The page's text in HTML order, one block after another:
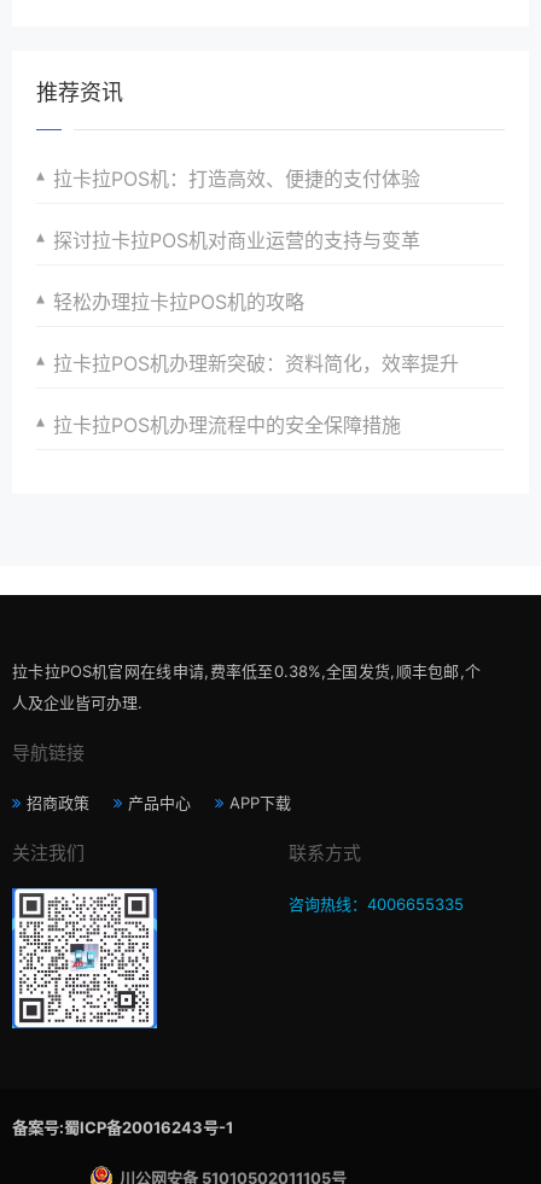
推荐资讯
拉卡拉POS机：打造高效、便捷的支付体验
探讨拉卡拉POS机对商业运营的支持与变革
轻松办理拉卡拉POS机的攻略
拉卡拉POS机办理新突破：资料简化，效率提升
拉卡拉POS机办理流程中的安全保障措施
拉卡拉POS机官网在线申请,费率低至0.38%,全国发货,顺丰包邮,个
人及企业皆可办理.
导航链接
招商政策 产品中心 APP下载
关注我们 联系方式
咨询热线：4006655335
备案号:蜀ICP备20016243号-1
川公网安备 51010502011105号